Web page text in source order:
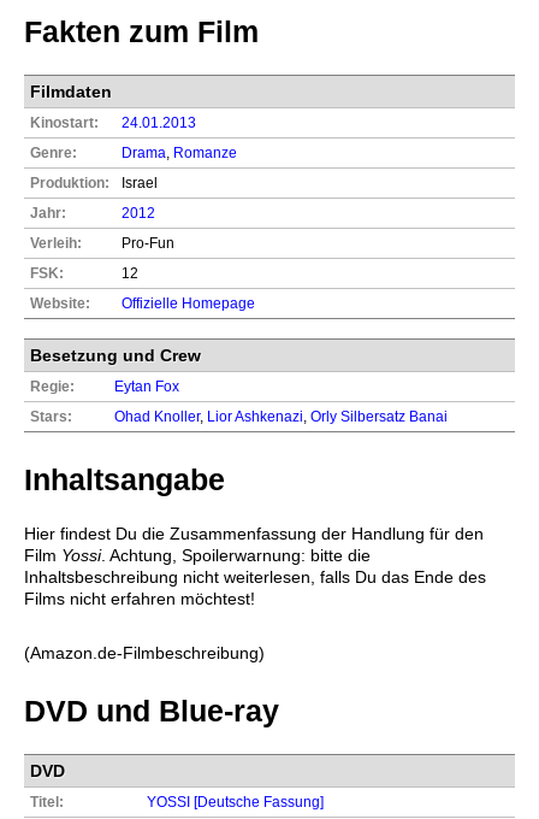
Fakten zum Film
Filmdaten
Kinostart:
24.01.2013
Genre:
Drama Romanze
Produktion:
Israel
Jahr:
2012
Verleih:
Pro-Fun
FSK:
12
Website:
Offizielle Homepage
Besetzung und Crew
Regie:
Eytan Fox
Stars:
Ohad Knoller, Lior Ashkenazi Orly Silbersatz Banai
Inhaltsangabe
Hier findest Du die Zusammenfassung der Handlung für den
Film Yossi. Achtung, Spoilerwarnung: bitte die
Inhaltsbeschreibung nicht weiterlesen, falls Du das Ende des
Films nicht erfahren möchtest!
(Amazon.de-Filmbeschreibung)
DVD und Blue-ray
DVD
Titel:
YOSSI [Deutsche Fassung]